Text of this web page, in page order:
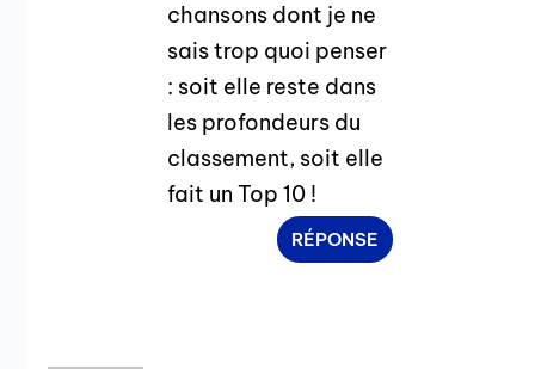
chansons dont je ne
sais trop quoi penser
: soit elle reste dans
les profondeurs du
classement, soit elle
fait un Top 10 !
RÉPONSE